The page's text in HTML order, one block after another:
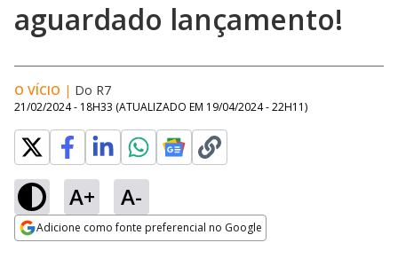
aguardado lançamento!
O VÍCIO | Do R7
21/02/2024 - 18H33 (ATUALIZADO EM 19/04/2024 - 22H11)
A+ A-
Adicione como fonte preferencial no Google